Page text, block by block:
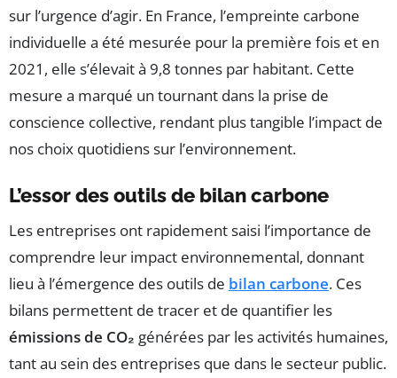
sur l’urgence d’agir. En France, l’empreinte carbone
individuelle a été mesurée pour la première fois et en
2021, elle s’élevait à 9,8 tonnes par habitant. Cette
mesure a marqué un tournant dans la prise de
conscience collective, rendant plus tangible l’impact de
nos choix quotidiens sur l’environnement.
L’essor des outils de bilan carbone
Les entreprises ont rapidement saisi l’importance de
comprendre leur impact environnemental, donnant
lieu à l’émergence des outils de bilan carbone. Ces
bilans permettent de tracer et de quantifier les
émissions de CO₂ générées par les activités humaines,
tant au sein des entreprises que dans le secteur public.